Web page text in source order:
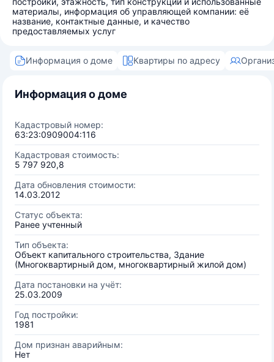
материалы, информация об управляющей компании: её
название, контактные данные, и качество
предоставляемых услуг
Информация о доме Квартиры по адресу
Информация о доме
Кадастровый номер:
63:23:0909004:116
Кадастровая стоимость:
5 797 920,8
Дата обновления стоимости:
14.03.2012
Статус объекта:
Ранее учтенный
Тип объекта:
Объект капитального строительства, Здание
(Многоквартирный дом, многоквартирный жилой дом)
Дата постановки на учёт:
25.03.2009
Год постройки:
1981
Дом признан аварийным:
Нет